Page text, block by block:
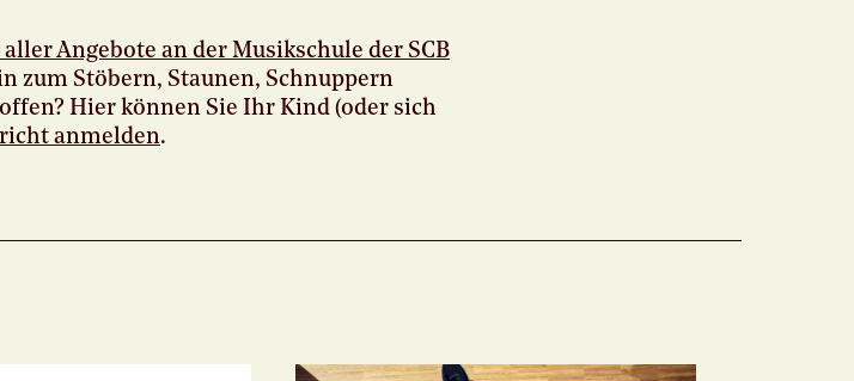
Angebote an der Musikschule der SCB
zum Stöbern, Staunen, Schnuppern
Hier können Sie Ihr Kind (oder sich
anmelden.